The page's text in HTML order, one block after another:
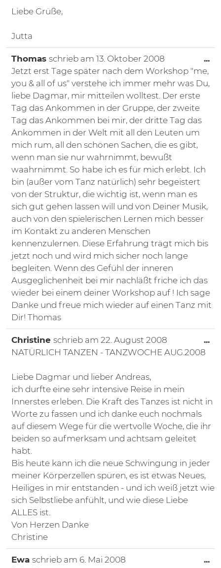
Liebe Grüße,
Jutta
Thomas schrieb am 13. Oktober 2008
Jetzt erst Tage später nach dem Workshop "me,
you & all of us" verstehe ich immer mehr was Du,
liebe Dagmar, mir mitteilen wolltest. Der erste
Tag das Ankommen in der Gruppe, der zweite
Tag das Ankommen bei mir, der dritte Tag das
Ankommen in der Welt mit all den Leuten um
mich rum, all den schönen Sachen, die es gibt,
wenn man sie nur wahrnimmt, bewußt
waahrnimmt. So habe ich es für mich erlebt. Ich
bin (außer vom Tanz natürlich) sehr begeistert
von der Struktur, die wichtig ist, wenn man es
sich gut gehen lassen will und von Deiner Musik,
auch von den spielerischen Lernen mich besser
im Kontakt zu anderen Menschen
kennenzulernen. Diese Erfahrung trägt mich bis
jetzt noch und wird mich sicher noch lange
begleiten. Wenn des Gefühl der inneren
Ausgeglichenheit bei mir nachläßt friche ich das
wieder bei einem deiner Workshop auf ! Ich sage
Danke und freue mich wieder auf einen Tanz mit
Dir! Thomas
...
Christine schrieb am 22. August 2008
NATÜRLICH TANZEN - TANZWOCHE AUG.2008
Liebe Dagmar und lieber Andreas,
ich durfte eine sehr intensive Reise in mein
Innerstes erleben. Die Kraft des Tanzes ist nicht in
Worte zu fassen und ich danke euch nochmals
auf diesem Wege für die wertvolle Woche, die ihr
beiden so aufmerksam und achtsam geleitet
habt.
Bis heute kann ich die neue Schwingung in jeder
meiner Körperzellen spüren, es ist etwas Neues,
Heiliges in mir entstanden - und ich weiß jetzt wie
sich Selbstliebe anfühlt, und wie diese Liebe
ALLES ist.
Von Herzen Danke
Christine
...
Ewa schrieb am 6. Mai 2008
...